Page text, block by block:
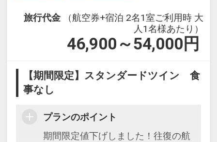
旅行代金
（航空券+宿泊 2名1室ご利用時 大
人1名様あたり）
46,900～54,000 円
【期間限定】スタンダードツイン 食
事なし
プランのポイント
期間限定値下げしました！往復の航